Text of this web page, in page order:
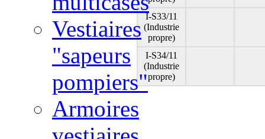
I-S33/11
(Industrie
propre)
I-S34/11
(Industrie
propre)
Vestiaires
"sapeurs
pompiers"
Armoires